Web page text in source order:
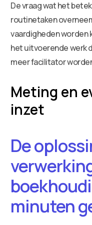
De vraag wat het
routinetaken
vaardigheden worden
het uitvoerende werk
meer facilitator
Meting en
inzet
De
minuten